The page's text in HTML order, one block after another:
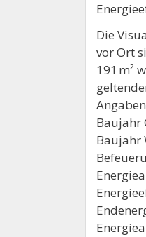
Die
vor Ort
191 m²
Baujahr
Baujahr